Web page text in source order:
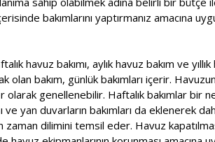
bakımlarını yaptırmanız amacına
havuz bakımı, aylık havuz bakım ve
olan bakım, günlük bakımları içerir. Havuzun
olarak genellenebilir. Haftalık bakımlar bir
yan duvarların bakımları da eklenerek
zaman dilimini temsil eder. Havuz